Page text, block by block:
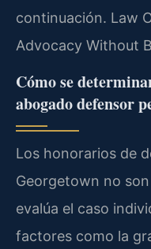
continuación. Law
Advocacy Without
Cómo se
abogado defensor
Los honorarios de
Georgetown no
evalúa el caso
factores como la